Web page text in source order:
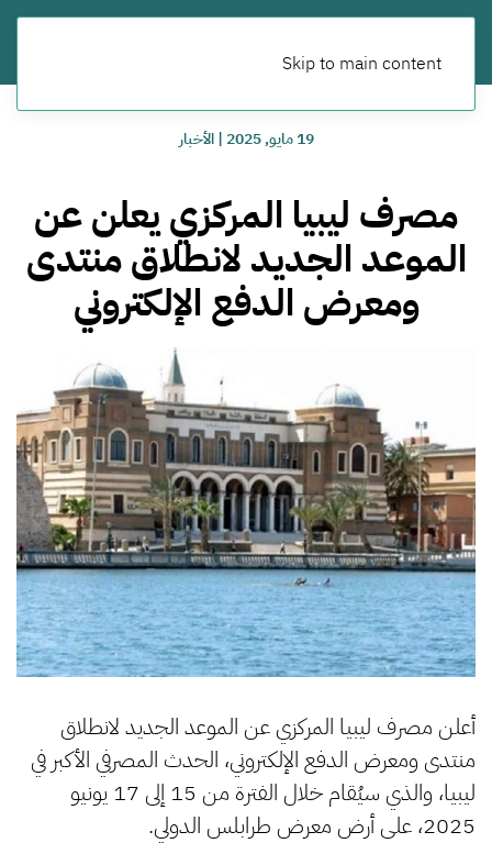
Skip to main content
19 مايو, 2025 |الأخبار
مصرف ليبيا المركزي يعلن عن
الموعد الجديد لانطلاق منتدى
ومعرض الدفع الإلكتروني
أعلن مصرف ليبيا المركزي عن الموعد الجديد لانطلاق
منتدى ومعرض الدفع الإلكتروني، الحدث المصرفي الأكبر في
ليبيا، والذي سيُقام خلال الفترة من 15 إلى 17 يونيو
2025، على أرض معرض طرابلس الدولي.